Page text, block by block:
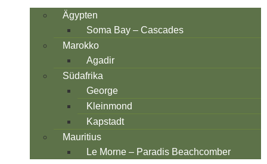
Ägypten
Soma Bay – Cascades
Marokko
Agadir
Südafrika
George
Kleinmond
Kapstadt
Mauritius
Le Morne – Paradis Beachcomber